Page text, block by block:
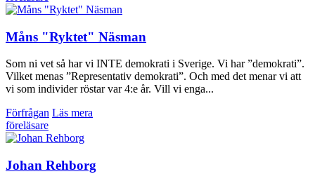
Måns "Ryktet" Näsman
Som ni vet så har vi INTE demokrati i Sverige. Vi har ”demokrati”.
Vilket menas ”Representativ demokrati”. Och med det menar vi att
vi som individer röstar var 4:e år. Vill vi enga...
Förfrågan Läs mera
föreläsare
Johan Rehborg